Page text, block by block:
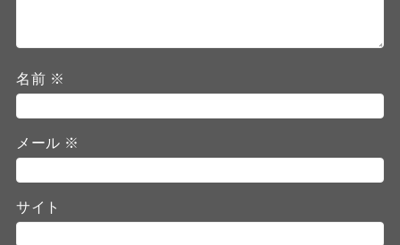
名前 ※
メール ※
サイト